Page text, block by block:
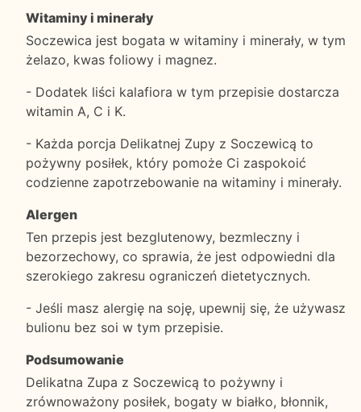
Witaminy i minerały
Soczewica jest bogata w witaminy i minerały, w tym
żelazo, kwas foliowy i magnez.
- Dodatek liści kalafiora w tym przepisie dostarcza
witamin A, C i K.
- Każda porcja Delikatnej Zupy z Soczewicą to
pożywny posiłek, który pomoże Ci zaspokoić
codzienne zapotrzebowanie na witaminy i minerały.
Alergen
Ten przepis jest bezglutenowy, bezmleczny i
bezorzechowy, co sprawia, że jest odpowiedni dla
szerokiego zakresu ograniczeń dietetycznych.
- Jeśli masz alergię na soję, upewnij się, że używasz
bulionu bez soi w tym przepisie.
Podsumowanie
Delikatna Zupa z Soczewicą to pożywny i
zrównoważony posiłek, bogaty w białko, błonnik,